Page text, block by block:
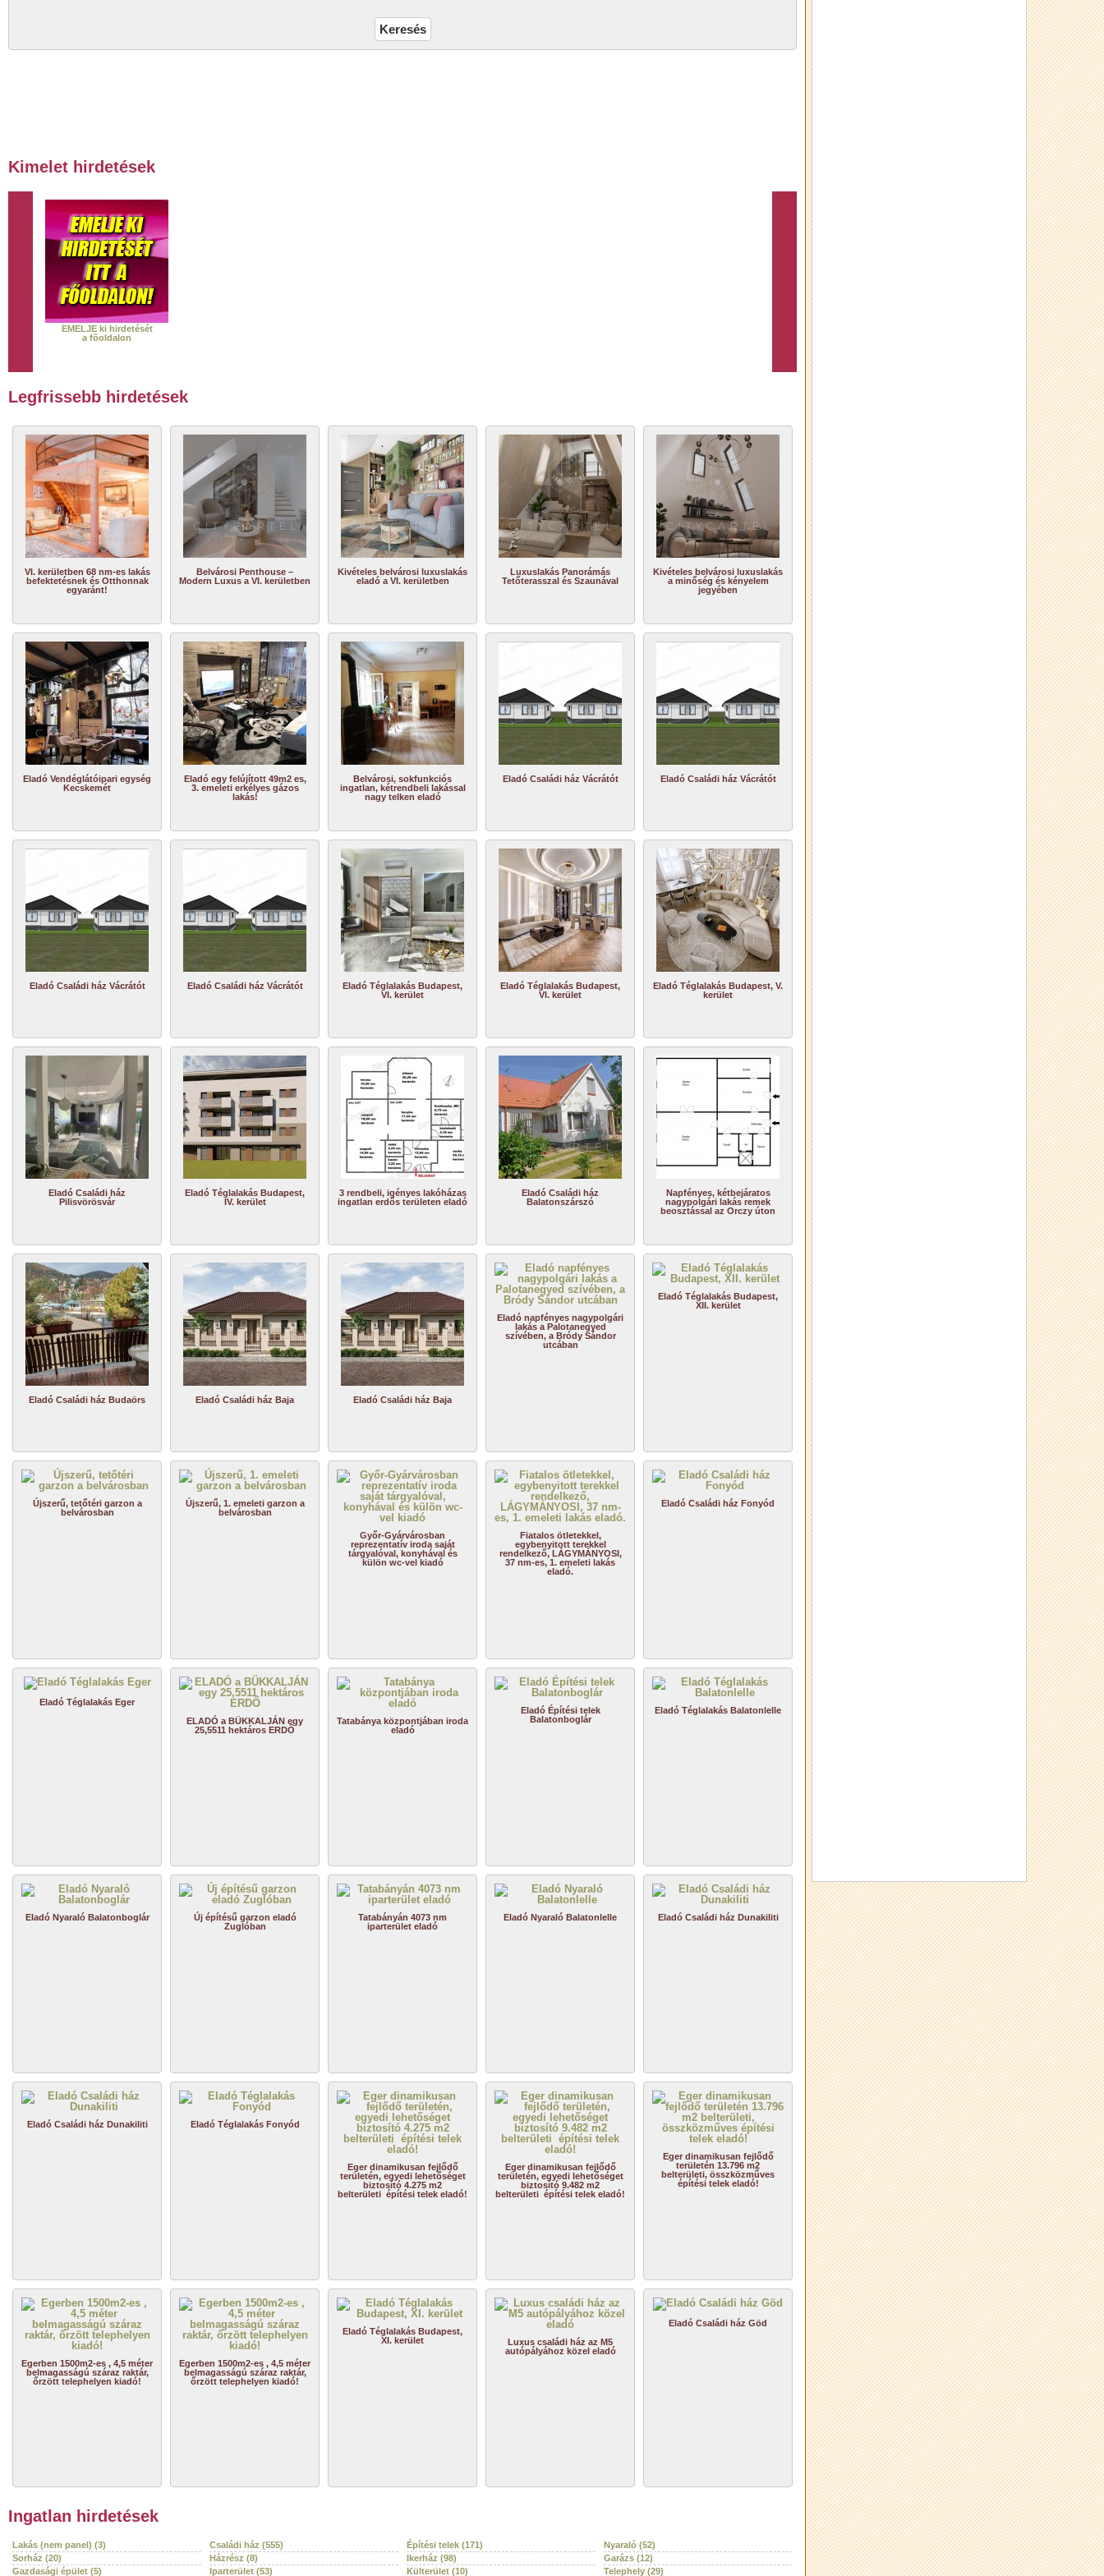
Kimelet hirdetések
EMELJE ki hirdetését
a fõoldalon
Legfrissebb hirdetések
VI. kerületben 68 nm-es lakás
befektetésnek és Otthonnak
egyaránt!
Belvárosi Penthouse –
Modern Luxus a VI. kerületben
Kivételes belvárosi luxuslakás
eladó a VI. kerületben
Luxuslakás Panorámás
Tetőterasszal és Szaunával
Kivételes belvárosi luxuslakás
a minőség és kényelem
jegyében
Eladó Vendéglátóipari egység
Kecskemét
Eladó egy felújított 49m2 es,
3. emeleti erkélyes gázos
lakás!
Belvárosi, sokfunkciós
ingatlan, kétrendbeli lakással
nagy telken eladó
Eladó Családi ház Vácrátót Eladó Családi ház Vácrátót
Eladó Családi ház Vácrátót Eladó Családi ház Vácrátót
Eladó Téglalakás Budapest,
VI. kerület
Eladó Téglalakás Budapest,
VI. kerület
Eladó Téglalakás Budapest, V.
kerület
Eladó Családi ház
Pilisvörösvár
Eladó Téglalakás Budapest,
IV. kerület
3 rendbeli, igényes lakóházas
ingatlan erdős területen eladó
Eladó Családi ház
Balatonszárszó
Napfényes, kétbejáratos
nagypolgári lakás remek
beosztással az Orczy úton
Eladó Családi ház Budaörs Eladó Családi ház Baja Eladó Családi ház Baja
Eladó napfényes nagypolgári
lakás a Palotanegyed
szívében, a Bródy Sándor
utcában
Eladó Téglalakás Budapest,
XII. kerület
Újszerű, tetőtéri garzon a
belvárosban
Újszerű, 1. emeleti garzon a
belvárosban
Győr-Gyárvárosban
reprezentatív iroda saját
tárgyalóval, konyhával és
külön wc-vel kiadó
Fiatalos ötletekkel,
egybenyitott terekkel
rendelkező, LÁGYMÁNYOSI,
37 nm-es, 1. emeleti lakás
eladó.
Eladó Családi ház Fonyód
Eladó Téglalakás Eger
ELADÓ a BÜKKALJÁN egy
25,5511 hektáros ERDŐ
Tatabánya központjában iroda
eladó
Eladó Építési telek
Balatonboglár
Eladó Téglalakás Balatonlelle
Eladó Nyaraló Balatonboglár
Új építésű garzon eladó
Zuglóban
Tatabányán 4073 nm
iparterület eladó
Eladó Nyaraló Balatonlelle Eladó Családi ház Dunakiliti
Eladó Családi ház Dunakiliti Eladó Téglalakás Fonyód
Eger dinamikusan fejlődő
területén, egyedi lehetőséget
biztosító 4.275 m2
belterületi építési telek eladó!
Eger dinamikusan fejlődő
területén, egyedi lehetőséget
biztosító 9.482 m2
belterületi építési telek eladó!
Eger dinamikusan fejlődő
területén 13.796 m2
belterületi, összközműves
építési telek eladó!
Egerben 1500m2-es , 4,5 méter
belmagasságú száraz raktár,
őrzött telephelyen kiadó!
Egerben 1500m2-es , 4,5 méter
belmagasságú száraz raktár,
őrzött telephelyen kiadó!
Eladó Téglalakás Budapest,
XI. kerület
Luxus családi ház az M5
autópályához közel eladó
Eladó Családi ház Göd
Ingatlan hirdetések
Lakás (nem panel) (3) Családi ház (555) Építési telek (171)
Nyaraló (52)
Sorház (20)
Házrész (8) Ikerház (98)
Garázs (12)
Gazdasági épület (5)
Iparterület (53) Külterület (10) Telephely (29)